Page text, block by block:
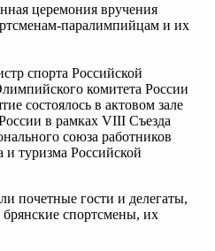
церемония вручения
паралимпийцам и их
спорта Российской
комитета России
состоялось в актовом зале
в рамках VIII Съезда
союза работников
и туризма Российской
почетные гости и делегаты,
спортсмены, их